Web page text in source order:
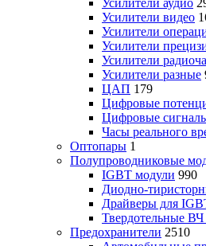
Усилители видео
Усилители
Усилители
Усилители
Усилители разные
ЦАП 179
Цифровые
Цифровые
Часы реального
Оптопары 1
Полупроводниковые
IGBT модули 990
Диодно-
Драйверы для
Твердотельные
Предохранители 2510